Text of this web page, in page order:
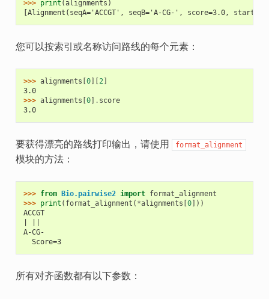
>>> print (alignments )
[Alignment(seqA='ACCGT', seqB='A-CG-', score=3.0,
您可以按索引或名称访问路线的每个元素：
>>> alignments [0][2]
3.0
>>> alignments [0] . score
3.0
要获得漂亮的路线打印输出，请使用 format_alignment
模块的方法：
>>> from Bio.pairwise2 import format_alignment
>>> print ( format_alignment ( *alignments [0]))
ACCGT
A-CG-
  Score=3
所有对齐函数都有以下参数：